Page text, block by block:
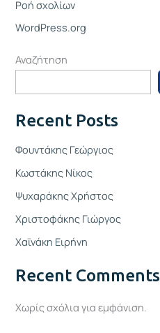
Ροή σχολίων
WordPress.org
Αναζήτηση
Recent Posts
Φουντάκης Γεώργιος
Κωστάκης Νίκος
Ψυχαράκης Χρήστος
Χριστοφάκης Γιώργος
Χαϊνάκη Ειρήνη
Recent Comments
Χωρίς σχόλια για εμφάνιση.